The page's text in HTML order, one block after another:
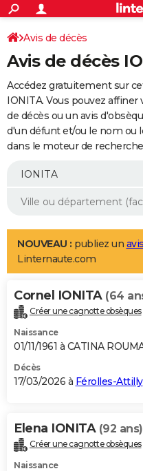
ACTUALITÉS
Politique
Société
Faits Divers
Education
Monde
Villes
+
SPORT
Coupe du monde 2026
Football
Tennis
Cyclisme
Rugby
Forum
Programme TV
TNT
Streaming
Cinéma
Sorties cinéma
Musique
+
FINANCE
Retraite
Impôts
Epargne
Immobilier
Risques naturels par ville
Banque
Assurance
Crédit
AUTO
Essais
Réserver un essai
Citadines
Berlines
SUV
Forum auto
+
Mobiles
Meilleur smartphone
Internet
Ordinateurs
Jeux vidéo
Guide high-tech
Aménagement intérieur
LIFESTYLE
Art de vivre
Bien-être
Loisirs
Mode
Modes de vie
Alimentation
Guide de la santé
Maladies
Médicaments
Sommeil
VOYAGE
Destinations
City break
Voyage nature
Voyage de noces
Forum
Climat
+PHOTO
GUIDES D'ACHAT
BONS PLANS
Carte de Noël
Carte Bonne année
Carte Saint-Valentin
Carte Pâques
Carte d'anniversaire
DICTIONNAIRE
Dictionnaire
Biographies
Citations
Expressions
Proverbes
PROGRAMME TV
Avis de décès
Avis de décès
Accédez gratuitement sur
IONITA. Vous pouvez
de décès ou un avis
d'un défunt et/ou le nom ou
dans le moteur de
NOUVEAU : publiez un
Linternaute.com
Cornel IONITA (64
Créer une cagnotte obsèques
Naissance
01/11/1961 à CATINA
Décès
17/03/2026 à Férolles-Attilly
Elena IONITA (92 ans)
Créer une cagnotte obsèques
Naissance